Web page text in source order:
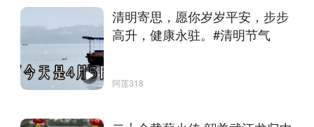
清明寄思，愿你岁岁平安，步步
高升，健康永驻。#清明节气
阿莲318